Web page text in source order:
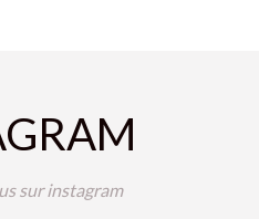
sur instagram